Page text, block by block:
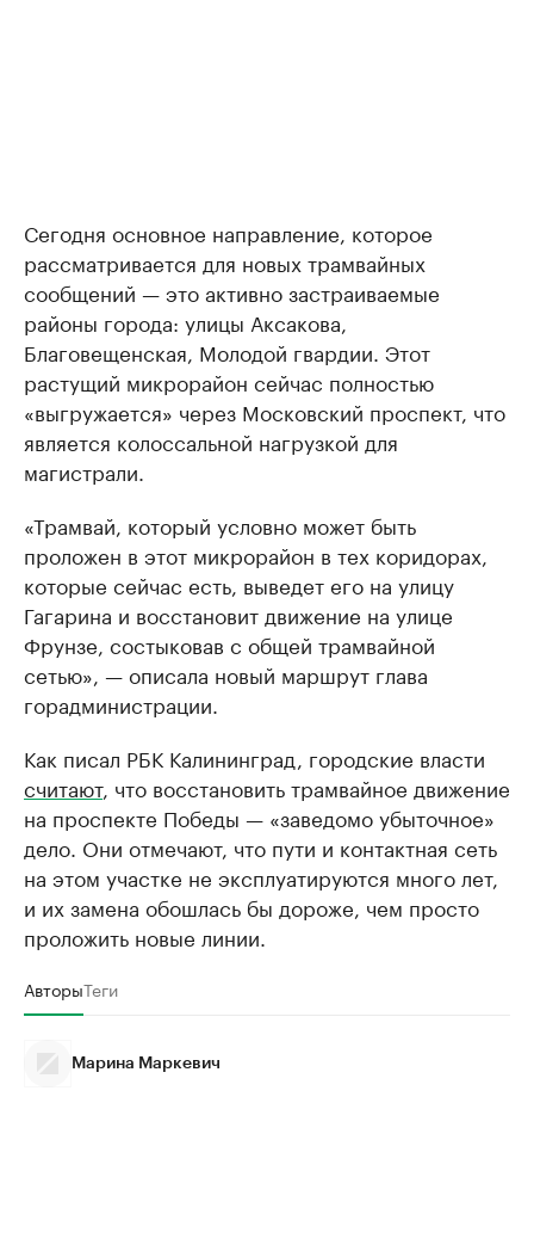
Сегодня основное направление, которое
рассматривается для новых трамвайных
сообщений — это активно застраиваемые
районы города: улицы Аксакова,
Благовещенская, Молодой гвардии. Этот
растущий микрорайон сейчас полностью
«выгружается» через Московский проспект, что
является колоссальной нагрузкой для
магистрали.
«Трамвай, который условно может быть
проложен в этот микрорайон в тех коридорах,
которые сейчас есть, выведет его на улицу
Гагарина и восстановит движение на улице
Фрунзе, состыковав с общей трамвайной
сетью», — описала новый маршрут глава
горадминистрации.
Как писал РБК Калининград, городские власти
считают, что восстановить трамвайное движение
на проспекте Победы — «заведомо убыточное»
дело. Они отмечают, что пути и контактная сеть
на этом участке не эксплуатируются много лет,
и их замена обошлась бы дороже, чем просто
проложить новые линии.
АвторыТеги
Марина Маркевич